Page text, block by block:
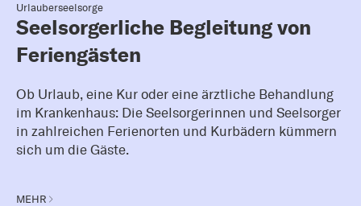
Urlauberseelsorge
Seelsorgerliche Begleitung von
Feriengästen
Ob Urlaub, eine Kur oder eine ärztliche Behandlung
im Krankenhaus: Die Seelsorgerinnen und Seelsorger
in zahlreichen Ferienorten und Kurbädern kümmern
sich um die Gäste.
MEHR